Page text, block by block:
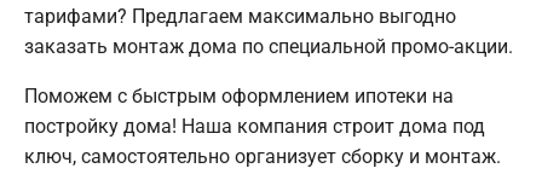
тарифами? Предлагаем максимально выгодно
заказать монтаж дома по специальной промо-акции.
Поможем с быстрым оформлением ипотеки на
постройку дома! Наша компания строит дома под
ключ, самостоятельно организует сборку и монтаж.